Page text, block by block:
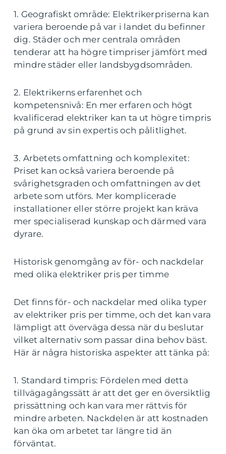
1. Geografiskt område: Elektrikerpriserna kan
variera beroende på var i landet du befinner
dig. Städer och mer centrala områden
tenderar att ha högre timpriser jämfört med
mindre städer eller landsbygdsområden.
2. Elektrikerns erfarenhet och
kompetensnivå: En mer erfaren och högt
kvalificerad elektriker kan ta ut högre timpris
på grund av sin expertis och pålitlighet.
3. Arbetets omfattning och komplexitet:
Priset kan också variera beroende på
svårighetsgraden och omfattningen av det
arbete som utförs. Mer komplicerade
installationer eller större projekt kan kräva
mer specialiserad kunskap och därmed vara
dyrare.
Historisk genomgång av för- och nackdelar
med olika elektriker pris per timme
Det finns för- och nackdelar med olika typer
av elektriker pris per timme, och det kan vara
lämpligt att överväga dessa när du beslutar
vilket alternativ som passar dina behov bäst.
Här är några historiska aspekter att tänka på:
1. Standard timpris: Fördelen med detta
tillvägagångssätt är att det ger en översiktlig
prissättning och kan vara mer rättvis för
mindre arbeten. Nackdelen är att kostnaden
kan öka om arbetet tar längre tid än
förväntat.